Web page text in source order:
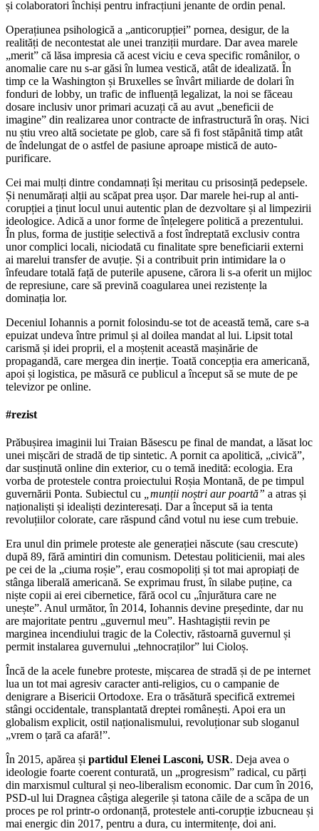
și colaboratori închiși pentru infracțiuni jenante de ordin penal.
Operațiunea psihologică a „anticorupției” pornea, desigur, de la
realități de necontestat ale unei tranziții murdare. Dar avea marele
„merit” că lăsa impresia că acest viciu e ceva specific românilor, o
anomalie care nu s-ar găsi în lumea vestică, atât de idealizată. În
timp ce la Washington și Bruxelles se învârt miliarde de dolari în
fonduri de lobby, un trafic de influență legalizat, la noi se făceau
dosare inclusiv unor primari acuzați că au avut „beneficii de
imagine” din realizarea unor contracte de infrastructură în oraș. Nici
nu știu vreo altă societate pe glob, care să fi fost stăpânită timp atât
de îndelungat de o astfel de pasiune aproape mistică de auto-
purificare.
Cei mai mulți dintre condamnați își meritau cu prisosință pedepsele.
Și nenumărați alții au scăpat prea ușor. Dar marele hei-rup al anti-
corupției a ținut locul unui autentic plan de dezvoltare și al limpezirii
ideologice. Adică a unor forme de înțelegere politică a prezentului.
În plus, forma de justiție selectivă a fost îndreptată exclusiv contra
unor complici locali, niciodată cu finalitate spre beneficiarii externi
ai marelui transfer de avuție. Și a contribuit prin intimidare la o
înfeudare totală față de puterile apusene, cărora li s-a oferit un mijloc
de represiune, care să prevină coagularea unei rezistențe la
dominația lor.
Deceniul Iohannis a pornit folosindu-se tot de această temă, care s-a
epuizat undeva între primul și al doilea mandat al lui. Lipsit total
carismă și idei proprii, el a moștenit această mașinărie de
propagandă, care mergea din inerție. Toată concepția era americană,
apoi și logistica, pe măsură ce publicul a început să se mute de pe
televizor pe online.
#rezist
Prăbușirea imaginii lui Traian Băsescu pe final de mandat, a lăsat loc
unei mișcări de stradă de tip sintetic. A pornit ca apolitică, „civică”,
dar susținută online din exterior, cu o temă inedită: ecologia. Era
vorba de protestele contra proiectului Roșia Montană, de pe timpul
guvernării Ponta. Subiectul cu
„munții noștri aur poartă” a atras și
naționaliști și idealiști dezinteresați. Dar a început să ia tenta
revoluțiilor colorate, care răspund când votul nu iese cum trebuie.
Era unul din primele proteste ale generației născute (sau crescute)
după 89, fără amintiri din comunism. Detestau politicienii, mai ales
pe cei de la „ciuma roșie”, erau cosmopoliți și tot mai apropiați de
stânga liberală americană. Se exprimau frust, în silabe puține, ca
niște copii ai erei cibernetice, fără ocol cu „înjurătura care ne
unește”. Anul următor, în 2014, Iohannis devine președinte, dar nu
are majoritate pentru „guvernul meu”. Hashtagiștii revin pe
marginea incendiului tragic de la Colectiv, răstoarnă guvernul și
permit instalarea guvernului „tehnocraților” lui Cioloș.
Încă de la acele funebre proteste, mișcarea de stradă și de pe internet
lua un tot mai agresiv caracter anti-religios, cu o campanie de
denigrare a Bisericii Ortodoxe. Era o trăsătură specifică extremei
stângi occidentale, transplantată dreptei românești. Apoi era un
globalism explicit, ostil naționalismului, revoluționar sub sloganul
„vrem o țară ca afară!”.
În 2015, apărea și partidul Elenei Lasconi, USR. Deja avea o
ideologie foarte coerent conturată, un „progresism” radical, cu părți
din marxismul cultural și neo-liberalism economic. Dar cum în 2016,
PSD-ul lui Dragnea câștiga alegerile și tatona căile de a scăpa de un
proces pe rol printr-o ordonanță, protestele anti-corupție izbucneau și
mai energic din 2017, pentru a dura, cu intermitențe, doi ani.